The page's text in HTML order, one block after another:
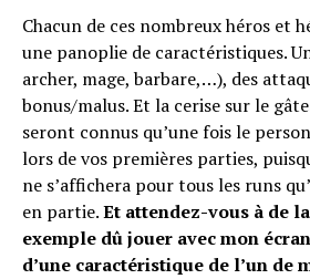
Chacun de ces nombreux héros et
une panoplie de caractéristiques.
archer, mage, barbare,…), des
bonus/malus. Et la cerise sur le
seront connus qu’une fois le
lors de vos premières parties,
ne s’affichera pour tous les runs
en partie.Et attendez-vous à de
exemple dû jouer avec mon
d’une caractéristique de l’un de